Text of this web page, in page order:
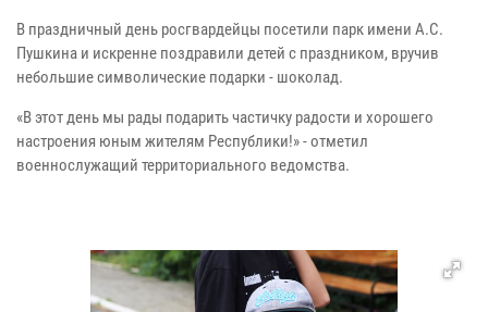
В праздничный день росгвардейцы посетили парк имени А.С.
Пушкина и искренне поздравили детей с праздником, вручив
небольшие символические подарки - шоколад.
«В этот день мы рады подарить частичку радости и хорошего
настроения юным жителям Республики!» - отметил
военнослужащий территориального ведомства.